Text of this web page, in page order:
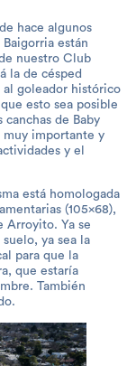
hace algunos
están
nuestro Club
la de césped
goleador histórico
esto sea posible
de Baby
muy importante y
y el
está homologada
(105x68),
Arroyito. Ya se
ya sea la
para que la
que estaría
También